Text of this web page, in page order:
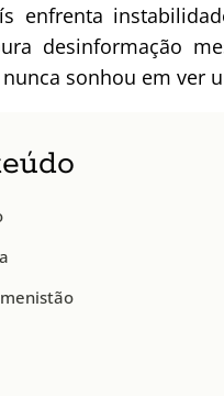
enfrenta
desinformação
sonhou em ver